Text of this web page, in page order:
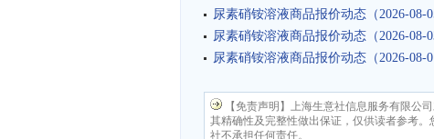
尿素硝铵溶液商品报价动态（2026-08-
尿素硝铵溶液商品报价动态（2026-08-
尿素硝铵溶液商品报价动态（2026-08-
【免责声明】上海生意社信息服务有限公
其精确性及完整性做出保证，仅供读者参考
社不承担任何责任。